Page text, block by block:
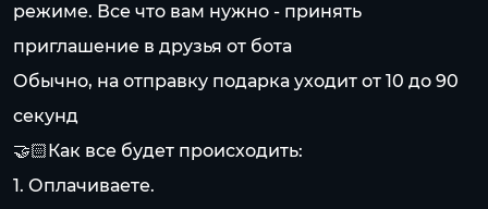
режиме. Все что вам нужно - принять
приглашение в друзья от бота
Обычно, на отправку подарка уходит от 10 до 90
секунд
🤝🏻Как все будет происходить:
1. Оплачиваете.